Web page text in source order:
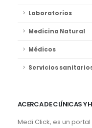
Laboratorios
Medicina Natural
Médicos
Servicios
ACERCA DE CLÍNICAS Y
Medi Click, es un